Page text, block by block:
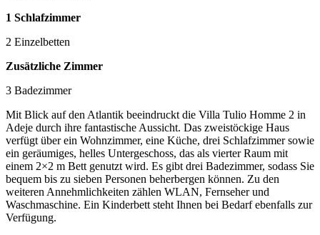
1 Schlafzimmer
2 Einzelbetten
Zusätzliche Zimmer
3 Badezimmer
Mit Blick auf den Atlantik beeindruckt die Villa Tulio Homme 2 in
Adeje durch ihre fantastische Aussicht. Das zweistöckige Haus
verfügt über ein Wohnzimmer, eine Küche, drei Schlafzimmer sowie
ein geräumiges, helles Untergeschoss, das als vierter Raum mit
einem 2×2 m Bett genutzt wird. Es gibt drei Badezimmer, sodass Sie
bequem bis zu sieben Personen beherbergen können. Zu den
weiteren Annehmlichkeiten zählen WLAN, Fernseher und
Waschmaschine. Ein Kinderbett steht Ihnen bei Bedarf ebenfalls zur
Verfügung.